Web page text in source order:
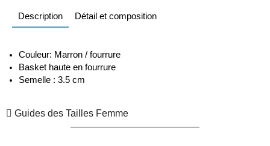
Description Détail et composition
Couleur: Marron / fourrure
Basket haute en fourrure
Semelle : 3.5 cm
Guides des Tailles Femme